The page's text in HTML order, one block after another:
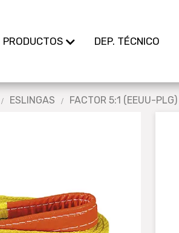
PRODUCTOS DEP. TÉCNICO
ESLINGAS FACTOR 5:1 (EEUU-PLG)